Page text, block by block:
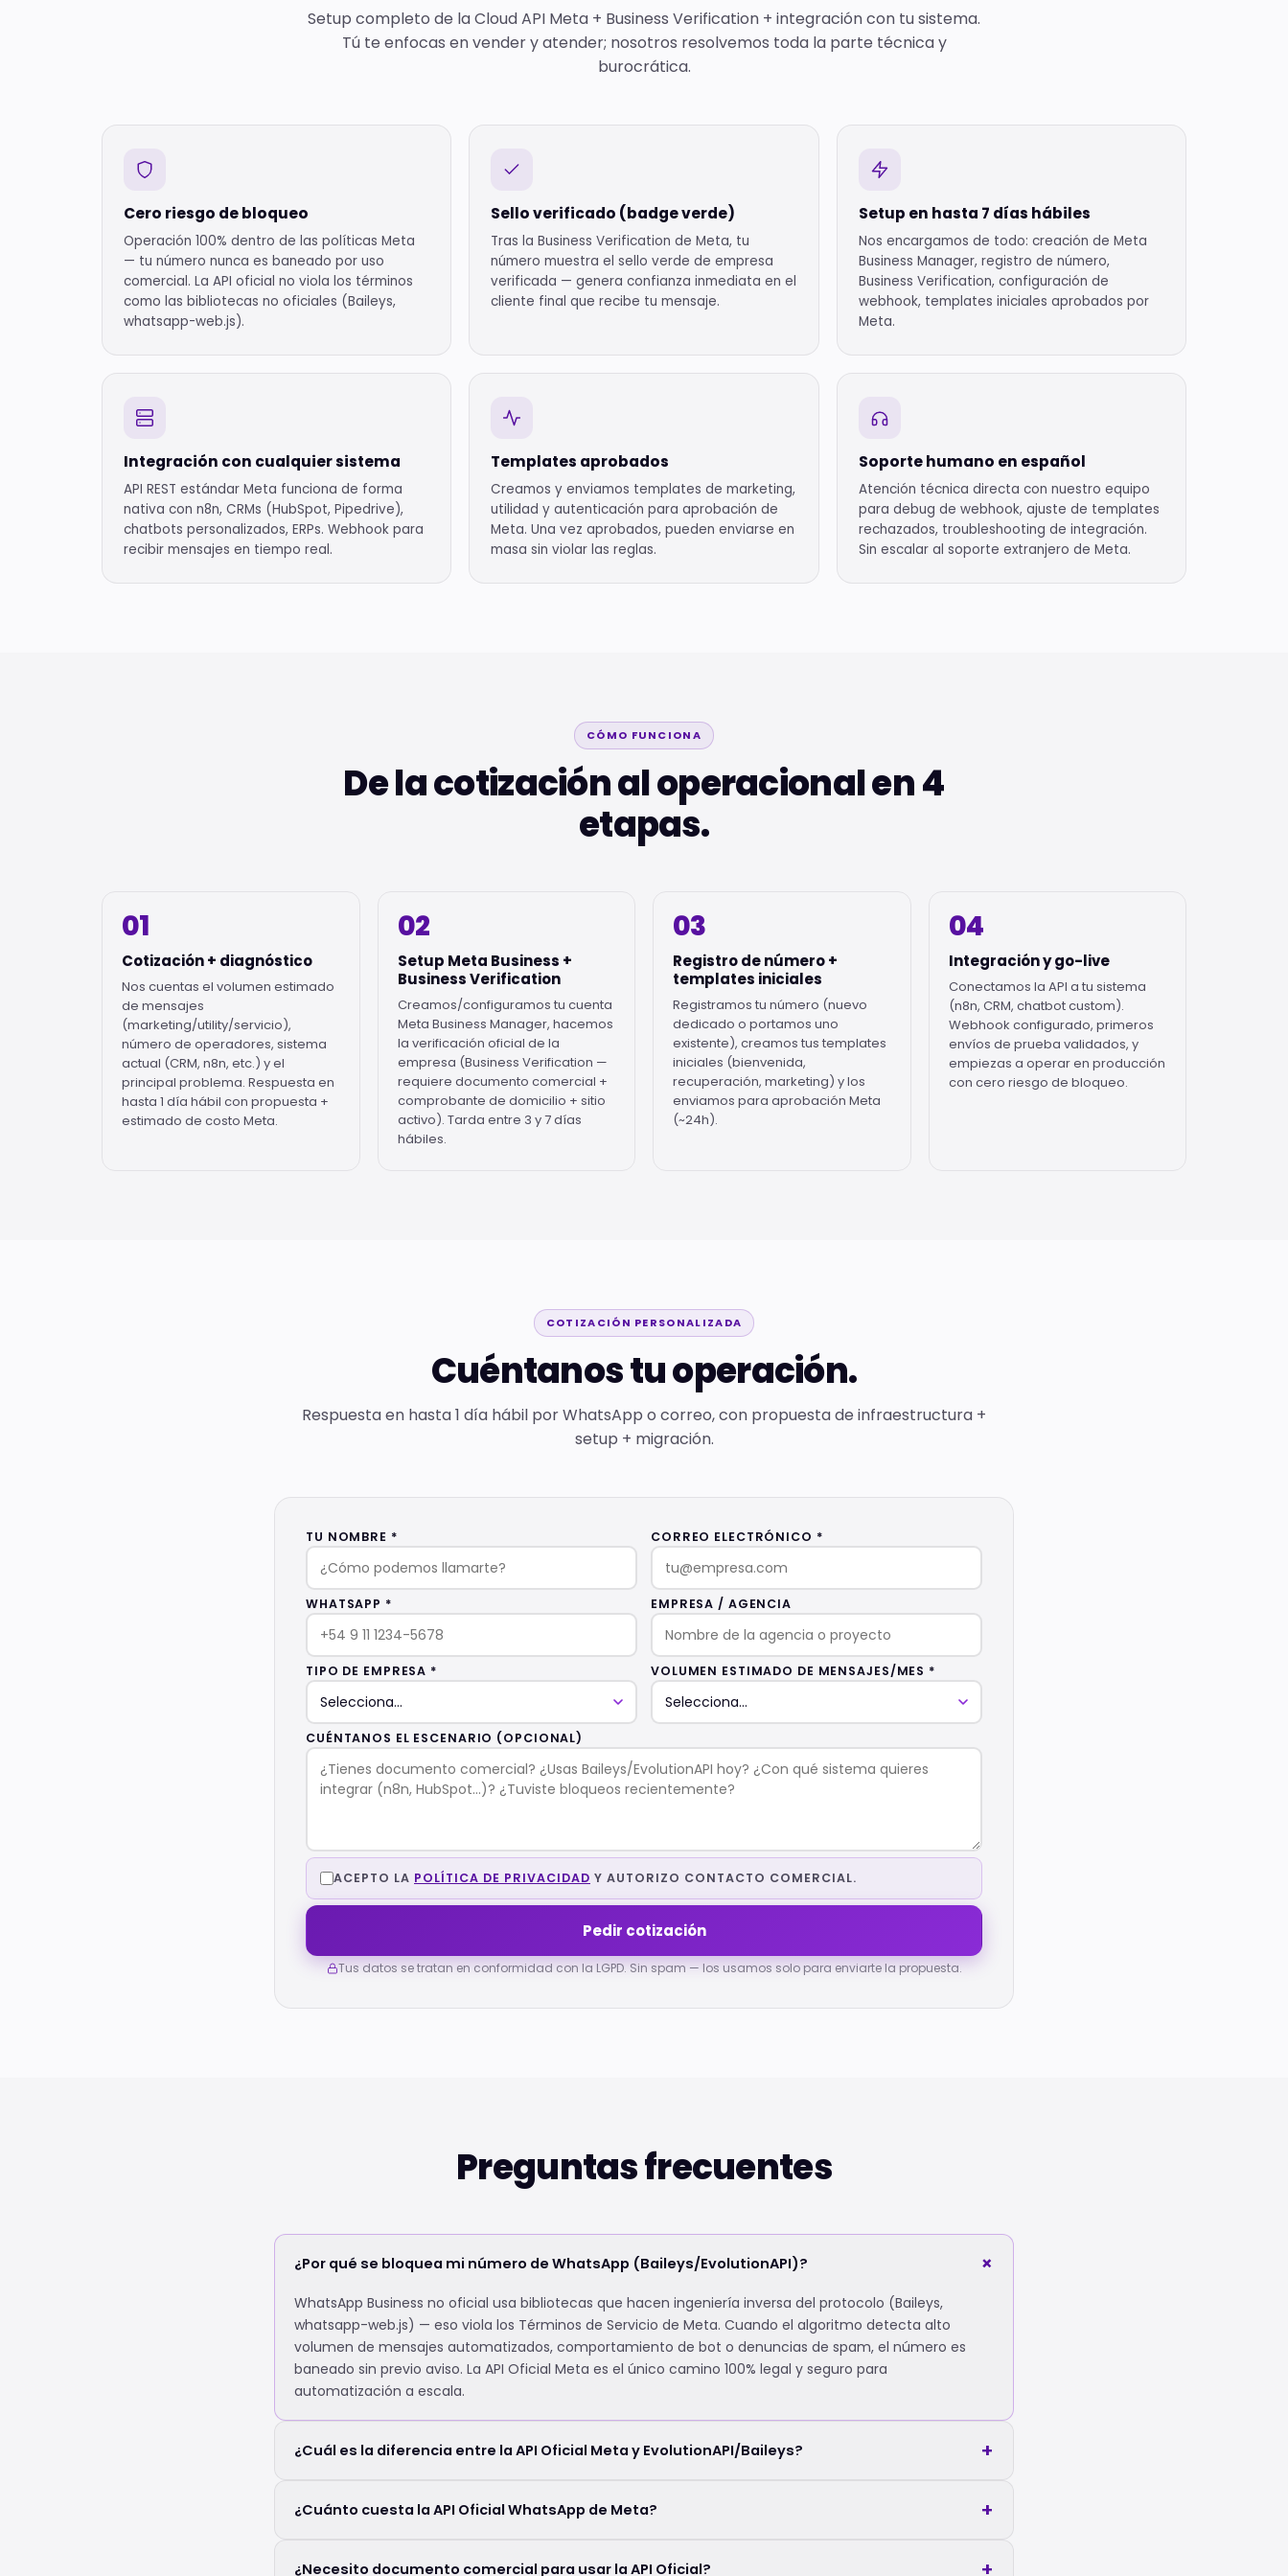
Setup completo de la Cloud API Meta + Business Verification + integración con tu sistema.
Tú te enfocas en vender y atender; nosotros resolvemos toda la parte técnica y
burocrática.
Cero riesgo de bloqueo
Operación 100% dentro de las políticas Meta
— tu número nunca es baneado por uso
comercial. La API oficial no viola los términos
como las bibliotecas no oficiales (Baileys,
whatsapp-web.js).
Sello verificado (badge verde)
Tras la Business Verification de Meta, tu
número muestra el sello verde de empresa
verificada — genera confianza inmediata en el
cliente final que recibe tu mensaje.
Setup en hasta 7 días hábiles
Nos encargamos de todo: creación de Meta
Business Manager, registro de número,
Business Verification, configuración de
webhook, templates iniciales aprobados por
Meta.
Integración con cualquier sistema
API REST estándar Meta funciona de forma
nativa con n8n, CRMs (HubSpot, Pipedrive),
chatbots personalizados, ERPs. Webhook para
recibir mensajes en tiempo real.
Templates aprobados
Creamos y enviamos templates de marketing,
utilidad y autenticación para aprobación de
Meta. Una vez aprobados, pueden enviarse en
masa sin violar las reglas.
Soporte humano en español
Atención técnica directa con nuestro equipo
para debug de webhook, ajuste de templates
rechazados, troubleshooting de integración.
Sin escalar al soporte extranjero de Meta.
CÓMO FUNCIONA
De la cotización al operacional en 4
etapas.
01
Cotización + diagnóstico
Nos cuentas el volumen estimado
de mensajes
(marketing/utility/servicio),
número de operadores, sistema
actual (CRM, n8n, etc.) y el
principal problema. Respuesta en
hasta 1 día hábil con propuesta +
estimado de costo Meta.
02
Setup Meta Business +
Business Verification
Creamos/configuramos tu cuenta
Meta Business Manager, hacemos
la verificación oficial de la
empresa (Business Verification —
requiere documento comercial +
comprobante de domicilio + sitio
activo). Tarda entre 3 y 7 días
hábiles.
03
Registro de número +
templates iniciales
Registramos tu número (nuevo
dedicado o portamos uno
existente), creamos tus templates
iniciales (bienvenida,
recuperación, marketing) y los
enviamos para aprobación Meta
(~24h).
04
Integración y go-live
Conectamos la API a tu sistema
(n8n, CRM, chatbot custom).
Webhook configurado, primeros
envíos de prueba validados, y
empiezas a operar en producción
con cero riesgo de bloqueo.
COTIZACIÓN PERSONALIZADA
Cuéntanos tu operación.
Respuesta en hasta 1 día hábil por WhatsApp o correo, con propuesta de infraestructura +
setup + migración.
TU NOMBRE * CORREO ELECTRÓNICO *
WHATSAPP * EMPRESA / AGENCIA
TIPO DE EMPRESA * VOLUMEN ESTIMADO DE MENSAJES/MES *
CUÉNTANOS EL ESCENARIO (OPCIONAL)
ACEPTO LA POLÍTICA DE PRIVACIDAD Y AUTORIZO CONTACTO COMERCIAL.
Pedir cotización
Tus datos se tratan en conformidad con la LGPD. Sin spam — los usamos solo para enviarte la propuesta.
Preguntas frecuentes
¿Por qué se bloquea mi número de WhatsApp (Baileys/EvolutionAPI)? +
WhatsApp Business no oficial usa bibliotecas que hacen ingeniería inversa del protocolo (Baileys,
whatsapp-web.js) — eso viola los Términos de Servicio de Meta. Cuando el algoritmo detecta alto
volumen de mensajes automatizados, comportamiento de bot o denuncias de spam, el número es
baneado sin previo aviso. La API Oficial Meta es el único camino 100% legal y seguro para
automatización a escala.
¿Cuál es la diferencia entre la API Oficial Meta y EvolutionAPI/Baileys? +
¿Cuánto cuesta la API Oficial WhatsApp de Meta? +
¿Necesito documento comercial para usar la API Oficial? +